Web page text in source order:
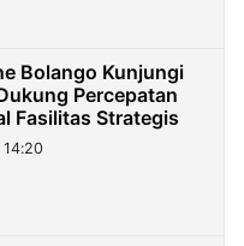
Bolango Kunjungi
Percepatan
Fasilitas Strategis